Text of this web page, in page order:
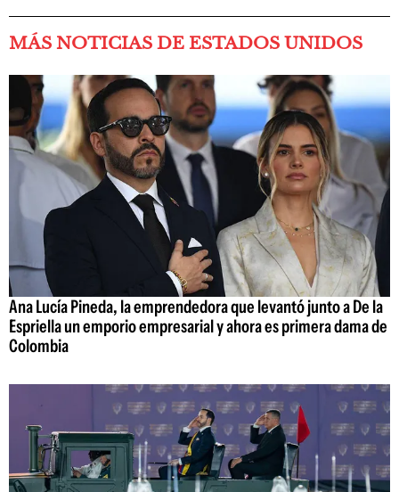
MÁS NOTICIAS DE ESTADOS UNIDOS
Ana Lucía Pineda, la emprendedora que levantó junto a De la
Espriella un emporio empresarial y ahora es primera dama de
Colombia